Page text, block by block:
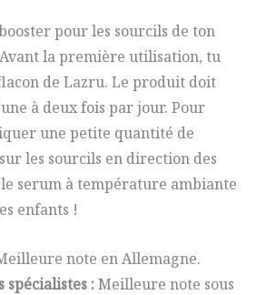
pour les sourcils de ton
la première utilisation, tu
de Lazru. Le produit doit
à deux fois par jour. Pour
une petite quantité de
les sourcils en direction des
serum à température ambiante
enfants !
note en Allemagne.
spécialistes : Meilleure note sous